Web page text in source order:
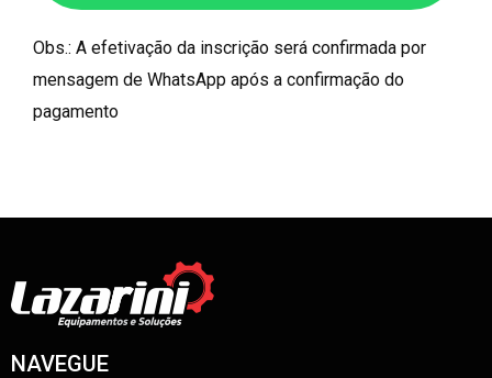
Obs.: A efetivação da inscrição será confirmada por
mensagem de WhatsApp após a confirmação do
pagamento
NAVEGUE